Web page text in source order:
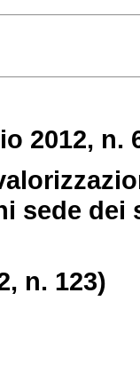
2012, n.
sede
n. 123)